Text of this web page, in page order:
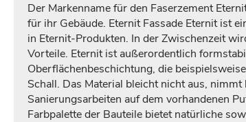
Der Markenname für den Faserzement
für ihr Gebäude. Eternit Fassade Eternit ist
in Eternit-Produkten. In der Zwischenzeit
Vorteile. Eternit ist außerordentlich
Oberflächenbeschichtung, die
Schall. Das Material bleicht nicht aus,
Sanierungsarbeiten auf dem vorhandenen
Farbpalette der Bauteile bietet natürliche